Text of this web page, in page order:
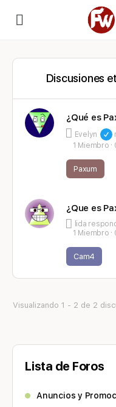
Discusiones
¿Qué es
Evelyn
1 Miembro ·
Paxum
¿Que es
lida
1 Miembro ·
Cam4
Visualizando 1 - 2 de 2
Lista de Foros
Anuncios y